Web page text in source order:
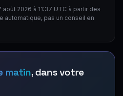
2026 à 11:37 UTC à partir des
automatique, pas un conseil en
matin, dans votre